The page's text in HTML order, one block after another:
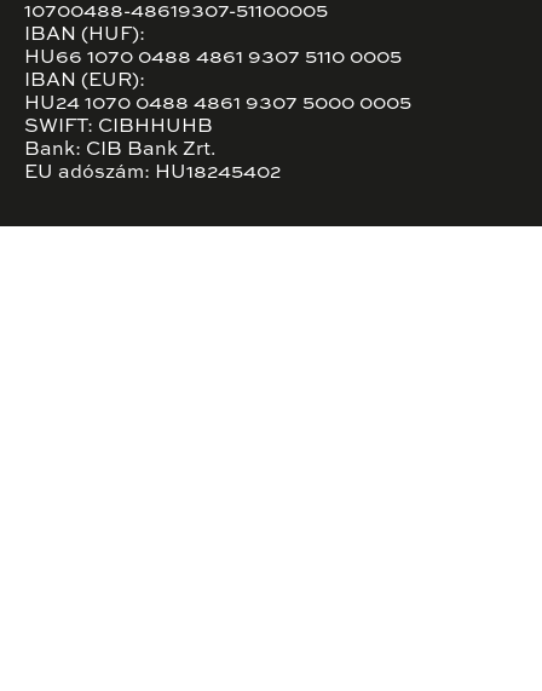
10700488-48619307-51100005
IBAN (HUF):
HU66 1070 0488 4861 9307 5110 0005
IBAN (EUR):
HU24 1070 0488 4861 9307 5000 0005
SWIFT: CIBHHUHB
Bank: CIB Bank Zrt.
EU adószám: HU18245402